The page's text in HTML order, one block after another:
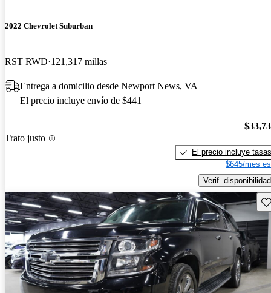
2022 Chevrolet Suburban
RST RWD 121,317 millas
Entrega a domicilio desde Newport News, VA
El precio incluye envío de $441
Trato justo
El precio incluye tasas
$645/mes
Verif. disponibilidad